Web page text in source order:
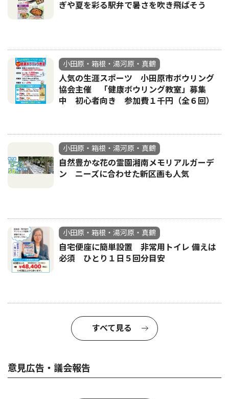
ぎや夏を彩る駅弁で暑さを吹き飛ばそう
小田原・箱根・湯河原・真鶴
人気の生涯スポーツ 小田原市ボウリング
協会主催 「健康ボウリング教室」募集
中 初心者向き 参加費１千円（全６回）
小田原・箱根・湯河原・真鶴
自然豊かな花の霊園湘南メモリアルガーデ
ン ニーズに合わせた新区画も人気
小田原・箱根・湯河原・真鶴
自宅便座に簡単設置 非常用トイレ 備えは
必須 ひとり１日５回分目安
すべて見る
意見広告・議会報告